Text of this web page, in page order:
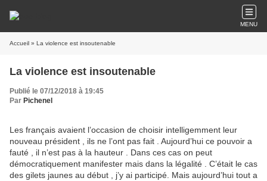
MENU
Accueil » La violence est insoutenable
La violence est insoutenable
Publié le 07/12/2018 à 19:45
Par Pichenel
Les français avaient l’occasion de choisir intelligemment leur
nouveau président , ils ne l’ont pas fait . Aujourd’hui ce pouvoir a
fauté , il n’est pas à la hauteur . Dans ces cas on peut
démocratiquement manifester mais dans la légalité . C’était le cas
des gilets jaunes au début , j’y ai participé. Mais aujourd’hui tout a